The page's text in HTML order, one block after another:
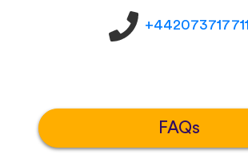
FAQs
+442073717711